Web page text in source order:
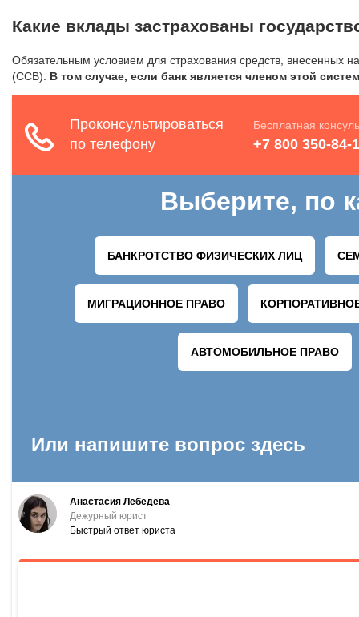
Какие вклады застрахованы
Обязательным условием для страхования средств, внесенных
(ССВ). В том случае, если банк является членом этой